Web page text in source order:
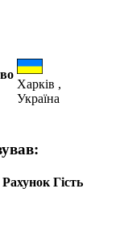
Харків ,
Україна
Рахунок Гість